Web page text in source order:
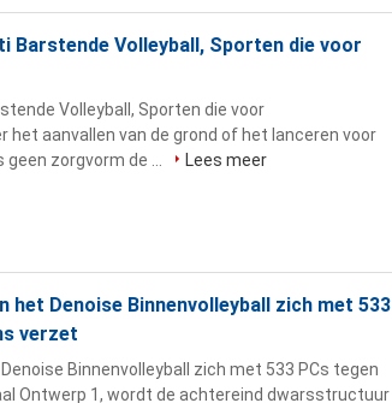
Barstende Volleyball, Sporten die voor
Volleyball, Sporten die voor
het aanvallen van de grond of het lanceren voor
zorgvorm de ...
Lees meer
het Denoise Binnenvolleyball zich met 533
verzet
Binnenvolleyball zich met 533 PCs tegen
Ontwerp 1, wordt de achtereind dwarsstructuur